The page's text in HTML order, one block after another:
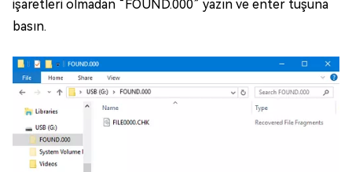
işaretleri olmadan “FOUND.000” yazın ve enter tuşuna
basın.